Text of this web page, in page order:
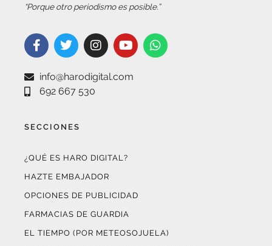
“Porque otro periodismo es posible.”
info@harodigital.com
692 667 530
SECCIONES
¿QUÉ ES HARO DIGITAL?
HAZTE EMBAJADOR
OPCIONES DE PUBLICIDAD
FARMACIAS DE GUARDIA
EL TIEMPO (POR METEOSOJUELA)